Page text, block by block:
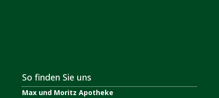
So finden Sie uns
Max und Moritz Apotheke